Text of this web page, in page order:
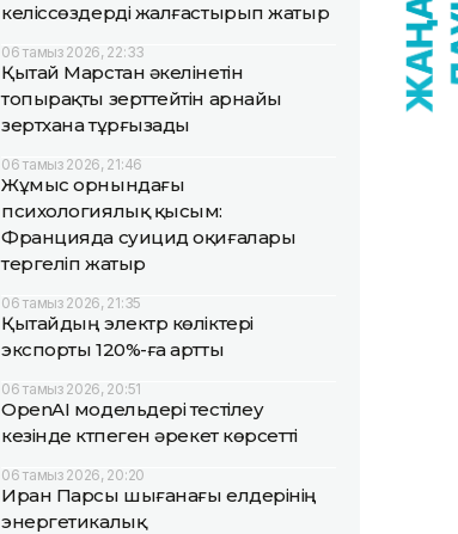
келіссөздерді жалғастырып жатыр
06 тамыз 2026, 22:33
Қытай Марстан әкелінетін
топырақты зерттейтін арнайы
зертхана тұрғызады
06 тамыз 2026, 21:46
Жұмыс орнындағы
психологиялық қысым:
Францияда суицид оқиғалары
тергеліп жатыр
06 тамыз 2026, 21:35
Қытайдың электр көліктері
экспорты 120%-ға артты
06 тамыз 2026, 20:51
OpenAI модельдері тестілеу
кезінде күтпеген әрекет көрсетті
06 тамыз 2026, 20:20
Иран Парсы шығанағы елдерінің
энергетикалық